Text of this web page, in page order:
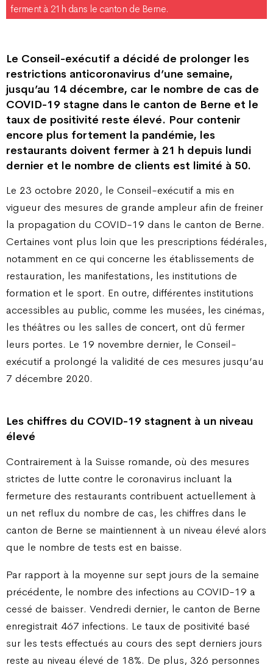
ferment à 21h dans le canton de Berne.
Le Conseil-exécutif a décidé de prolonger les
restrictions anticoronavirus d’une semaine,
jusqu’au 14 décembre, car le nombre de cas de
COVID-19 stagne dans le canton de Berne et le
taux de positivité reste élevé. Pour contenir
encore plus fortement la pandémie, les
restaurants doivent fermer à 21 h depuis lundi
dernier et le nombre de clients est limité à 50.
Le 23 octobre 2020, le Conseil-exécutif a mis en
vigueur des mesures de grande ampleur afin de freiner
la propagation du COVID-19 dans le canton de Berne.
Certaines vont plus loin que les prescriptions fédérales,
notamment en ce qui concerne les établissements de
restauration, les manifestations, les institutions de
formation et le sport. En outre, différentes institutions
accessibles au public, comme les musées, les cinémas,
les théâtres ou les salles de concert, ont dû fermer
leurs portes. Le 19 novembre dernier, le Conseil-
exécutif a prolongé la validité de ces mesures jusqu’au
7 décembre 2020.
Les chiffres du COVID-19 stagnent à un niveau
élevé
Contrairement à la Suisse romande, où des mesures
strictes de lutte contre le coronavirus incluant la
fermeture des restaurants contribuent actuellement à
un net reflux du nombre de cas, les chiffres dans le
canton de Berne se maintiennent à un niveau élevé alors
que le nombre de tests est en baisse.
Par rapport à la moyenne sur sept jours de la semaine
précédente, le nombre des infections au COVID-19 a
cessé de baisser. Vendredi dernier, le canton de Berne
enregistrait 467 infections. Le taux de positivité basé
sur les tests effectués au cours des sept derniers jours
reste au niveau élevé de 18%. De plus, 326 personnes